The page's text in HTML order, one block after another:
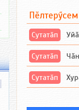
Пӗлтерӳсем
Сутатӑп
Сутатӑп
Сутатӑп